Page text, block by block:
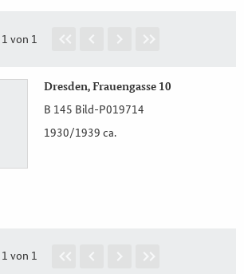
1 von 1
Dresden, Frauengasse 10
B 145 Bild-P019714
1930/1939 ca.
1 von 1